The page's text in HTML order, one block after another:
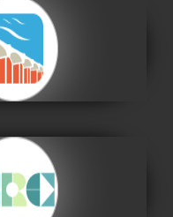
de la Cultura
Visitar
Centro de la
Cultural